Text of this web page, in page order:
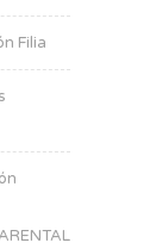
Filia